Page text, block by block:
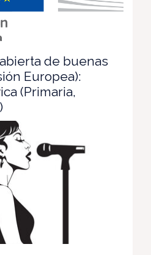
de buenas
Europea):
(Primaria,